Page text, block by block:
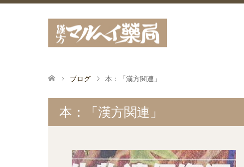
ブログ 本：「漢方関連」
本：「漢方関連」